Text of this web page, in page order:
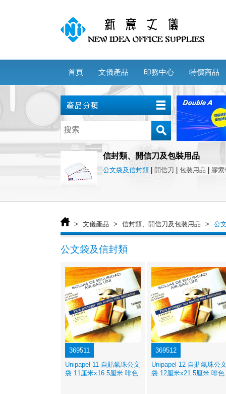
首頁 文儀產品 印務中心 特價商品
信封類、開信刀及包裝用品
公文袋及信封類 開信刀 包裝用品 膠索
> 文儀產品 > 信封類、開信刀及包裝用品 > 公
公文袋及信封類
369511
Unipapel 11 自貼氣珠公文
袋 11厘米x16.5厘米 啡色
369512
Unipapel 12 自貼氣珠公
袋 12厘米x21.5厘米 啡色